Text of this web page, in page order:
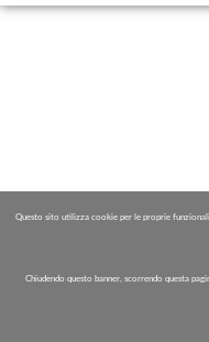
Questo sito utilizza cookie per le proprie
Chiudendo questo banner, scorrendo questa